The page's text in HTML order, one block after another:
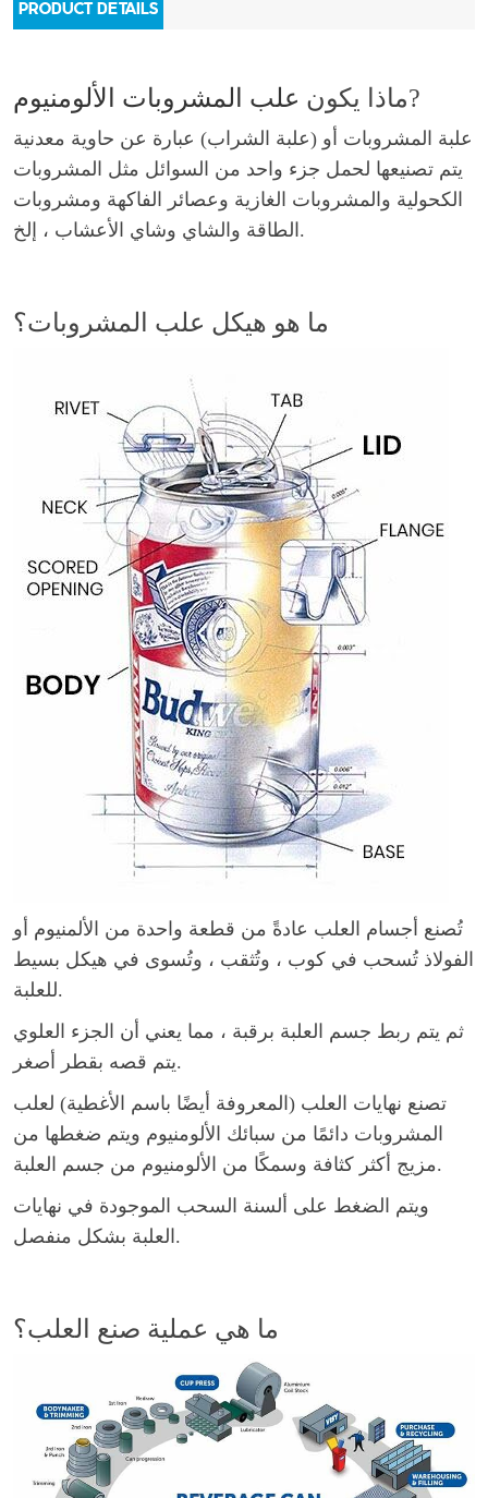
PRODUCT DETAILS
ماذا يكون علب المشروبات الألومنيوم ?
علبة المشروبات أو (علبة الشراب) عبارة عن حاوية معدنية
يتم تصنيعها لحمل جزء واحد من السوائل مثل المشروبات
الكحولية والمشروبات الغازية وعصائر الفاكهة ومشروبات
الطاقة والشاي وشاي الأعشاب ، إلخ.
ما هو هيكل علب المشروبات؟
تُصنع أجسام العلب عادةً من قطعة واحدة من الألمنيوم أو
الفولاذ تُسحب في كوب ، وتُثقب ، وتُسوى في هيكل بسيط
للعلبة.
ثم يتم ربط جسم العلبة برقبة ، مما يعني أن الجزء العلوي
يتم قصه بقطر أصغر.
تصنع نهايات العلب (المعروفة أيضًا باسم الأغطية) لعلب
المشروبات دائمًا من سبائك الألومنيوم ويتم ضغطها من
مزيج أكثر كثافة وسمكًا من الألومنيوم من جسم العلبة.
ويتم الضغط على ألسنة السحب الموجودة في نهايات
العلبة بشكل منفصل.
ما هي عملية صنع العلب؟